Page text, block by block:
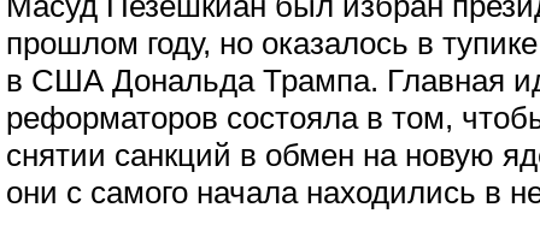
прошлом году, но оказалось в
в США Дональда Трампа. Главная
реформаторов состояла в том,
снятии санкций в обмен на новую
они с самого начала находились в